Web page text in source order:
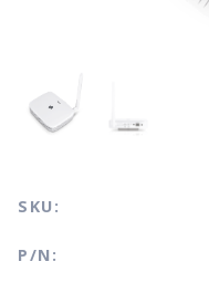
SKU:
P/N: